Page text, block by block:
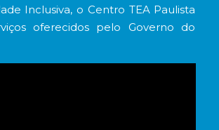
Inclusiva, o Centro TEA Paulista
oferecidos pelo Governo do